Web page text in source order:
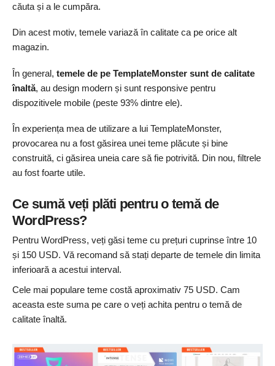
căuta și a le cumpăra.
Din acest motiv, temele variază în calitate ca pe orice alt
magazin.
În general, temele de pe TemplateMonster sunt de calitate
înaltă, au design modern și sunt responsive pentru
dispozitivele mobile (peste 93% dintre ele).
În experiența mea de utilizare a lui TemplateMonster,
provocarea nu a fost găsirea unei teme plăcute și bine
construită, ci găsirea uneia care să fie potrivită. Din nou, filtrele
au fost foarte utile.
Ce sumă veți plăti pentru o temă de
WordPress?
Pentru WordPress, veți găsi teme cu prețuri cuprinse între 10
și 150 USD. Vă recomand să stați departe de temele din limita
inferioară a acestui interval.
Cele mai populare teme costă aproximativ 75 USD. Cam
aceasta este suma pe care o veți achita pentru o temă de
calitate înaltă.